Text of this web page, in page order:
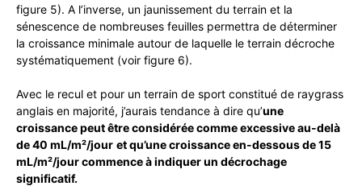
figure 5). A l’inverse, un jaunissement du terrain et la
sénescence de nombreuses feuilles permettra de déterminer
la croissance minimale autour de laquelle le terrain décroche
systématiquement (voir figure 6).
Avec le recul et pour un terrain de sport constitué de raygrass
anglais en majorité, j’aurais tendance à dire qu’une
croissance peut être considérée comme excessive au-delà
de 40 mL/m²/jour et qu’une croissance en-dessous de 15
mL/m²/jour commence à indiquer un décrochage
significatif.